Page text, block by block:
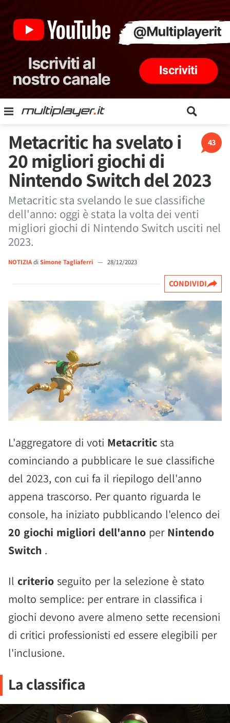
43
Metacritic ha svelato i
20 migliori giochi di
Nintendo Switch del 2023
Metacritic sta svelando le sue classifiche
dell'anno: oggi è stata la volta dei venti
migliori giochi di Nintendo Switch usciti nel
2023.
NOTIZIAdi Simone Tagliaferri — 28/12/2023
CONDIVIDI
L'aggregatore di voti Metacritic sta
cominciando a pubblicare le sue classifiche
del 2023, con cui fa il riepilogo dell'anno
appena trascorso. Per quanto riguarda le
console, ha iniziato pubblicando l'elenco dei
20 giochi migliori dell'anno per Nintendo
Switch .
Il criterio seguito per la selezione è stato
molto semplice: per entrare in classifica i
giochi devono avere almeno sette recensioni
di critici professionisti ed essere elegibili per
l'inclusione.
La classifica